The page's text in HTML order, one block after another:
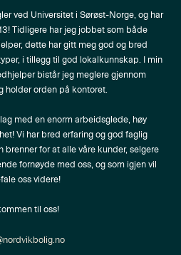
ved Universitet i Sørøst-Norge, og har
Tidligere har jeg jobbet som både
dette har gitt meg god og bred
i tillegg til god lokalkunnskap. I min
bistår jeg meglere gjennom
holder orden på kontoret.
med en enorm arbeidsglede, høy
Vi har bred erfaring og god faglig
brenner for at alle våre kunder, selgere
fornøyde med oss, og som igjen vil
oss videre!
til oss!